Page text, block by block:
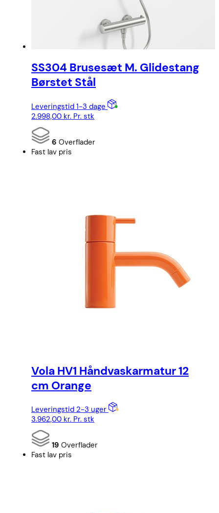
SS304 Brusesæt M. Glidestang
Børstet Stål
Leveringstid 1-3 dage
2.998,00 kr. Pr. stk
6 Overflader
Fast lav pris
Vola HV1 Håndvaskarmatur 12
cm Orange
Leveringstid 2-3 uger
3.962,00 kr. Pr. stk
19 Overflader
Fast lav pris